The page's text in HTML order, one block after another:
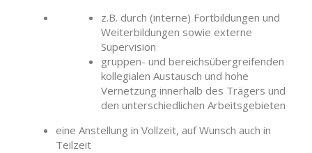
z.B. durch (interne) Fortbildungen und
Weiterbildungen sowie externe
Supervision
gruppen- und bereichsübergreifenden
kollegialen Austausch und hohe
Vernetzung innerhalb des Trägers und
den unterschiedlichen Arbeitsgebieten
eine Anstellung in Vollzeit, auf Wunsch auch in
Teilzeit